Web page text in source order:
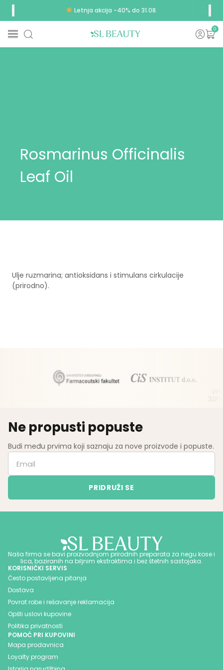
Letnja akcija -40% do 31.08.
0
Rosmarinus Officinalis
Leaf Oil
Ulje ruzmarina; antioksidans i stimulans cirkulacije
(prirodno).
Ne propusti popuste
Budi među prvima koji saznaju za nove proizvode i popuste.
Naša firma se bavi proizvodnjom prirodnih preparata za negu kose i
lica, baziranih na biljnim ekstraktima i bez štetnih sastojaka.
KORISNIČKI SERVIS
Često postavljena pitanja
Dostava
Povrat robe i rešavanje reklamacija
Opšti uslovi kupovine
Politika privatnosti
POMOĆ PRI KUPOVINI
Mapa prodavnica
Loyalty program